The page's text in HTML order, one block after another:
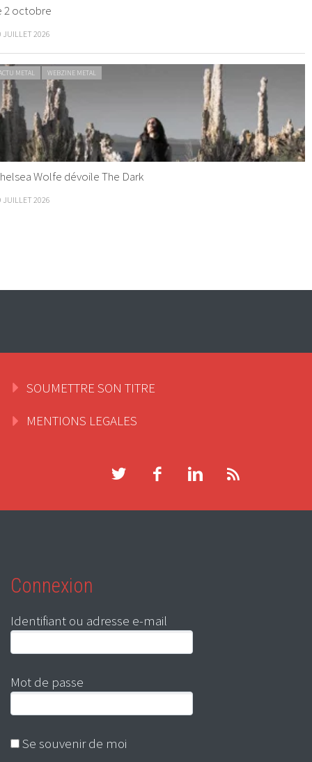
2 octobre
JUILLET 2026
METAL WEBZINE METAL
Wolfe dévoile The Dark
JUILLET 2026
SOUMETTRE SON TITRE
MENTIONS LEGALES
Connexion
Identifiant ou adresse e-mail
Mot de passe
Se souvenir de moi